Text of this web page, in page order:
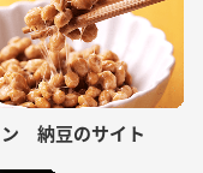
ン 納豆のサイト